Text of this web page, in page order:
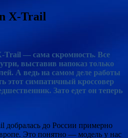
X-Trail
Trail — сама скромность. Все
выставив напоказ только
А ведь на самом деле работы
этот симпатичный кроссовер
Зато едет он теперь
добралась до России примерно
Это понятно — модель у нас